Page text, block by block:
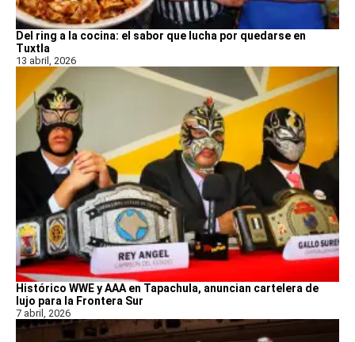
Del ring a la cocina: el sabor que lucha por quedarse en
Tuxtla
13 abril, 2026
Histórico WWE y AAA en Tapachula, anuncian cartelera de
lujo para la Frontera Sur
7 abril, 2026